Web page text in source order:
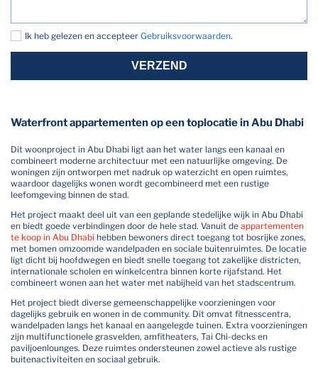
Ik heb gelezen en accepteer Gebruiksvoorwaarden.
VERZEND
Waterfront appartementen op een toplocatie in Abu Dhabi
Dit woonproject in Abu Dhabi ligt aan het water langs een kanaal en
combineert moderne architectuur met een natuurlijke omgeving. De
woningen zijn ontworpen met nadruk op waterzicht en open ruimtes,
waardoor dagelijks wonen wordt gecombineerd met een rustige
leefomgeving binnen de stad.
Het project maakt deel uit van een geplande stedelijke wijk in Abu Dhabi
en biedt goede verbindingen door de hele stad. Vanuit de appartementen
te koop in Abu Dhabi hebben bewoners direct toegang tot bosrijke zones,
met bomen omzoomde wandelpaden en sociale buitenruimtes. De locatie
ligt dicht bij hoofdwegen en biedt snelle toegang tot zakelijke districten,
internationale scholen en winkelcentra binnen korte rijafstand. Het
combineert wonen aan het water met nabijheid van het stadscentrum.
Het project biedt diverse gemeenschappelijke voorzieningen voor
dagelijks gebruik en wonen in de community. Dit omvat fitnesscentra,
wandelpaden langs het kanaal en aangelegde tuinen. Extra voorzieningen
zijn multifunctionele grasvelden, amfitheaters, Tai Chi-decks en
paviljoenlounges. Deze ruimtes ondersteunen zowel actieve als rustige
buitenactiviteiten en sociaal gebruik.